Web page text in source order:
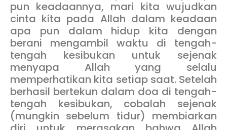
pun keadaannya, mari kita wujudkan
cinta kita pada Allah dalam keadaan
apa pun dalam hidup kita dengan
berani mengambil waktu di tengah-
tengah kesibukan untuk sejenak
menyapa Allah yang selalu
memperhatikan kita setiap saat. Setelah
berhasil bertekun dalam doa di tengah-
tengah kesibukan, cobalah sejenak
(mungkin sebelum tidur) membiarkan